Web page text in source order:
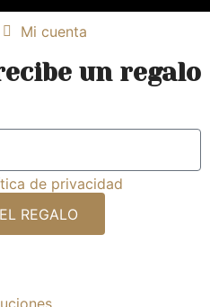
Mi cuenta
un regalo
de privacidad
REGALO